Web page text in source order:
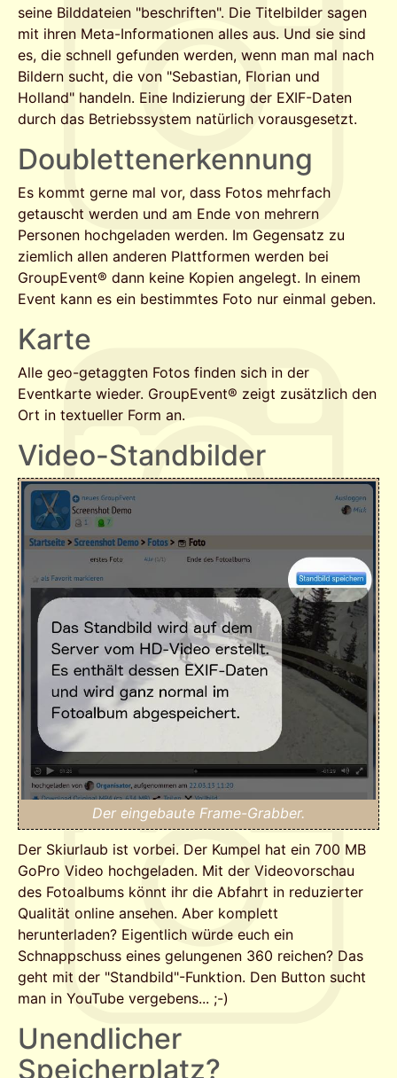
seine Bilddateien "beschriften". Die Titelbilder sagen
mit ihren Meta-Informationen alles aus. Und sie sind
es, die schnell gefunden werden, wenn man mal nach
Bildern sucht, die von "Sebastian, Florian und
Holland" handeln. Eine Indizierung der EXIF-Daten
durch das Betriebssystem natürlich vorausgesetzt.
Doubletten­erkennung
Es kommt gerne mal vor, dass Fotos mehrfach
getauscht werden und am Ende von mehrern
Personen hochgeladen werden. Im Gegensatz zu
ziemlich allen anderen Plattformen werden bei
GroupEvent® dann keine Kopien angelegt. In einem
Event kann es ein bestimmtes Foto nur einmal geben.
Karte
Alle geo-getaggten Fotos finden sich in der
Eventkarte wieder. GroupEvent® zeigt zusätzlich den
Ort in textueller Form an.
Video-Standbilder
Der eingebaute Frame-Grabber.
Der Skiurlaub ist vorbei. Der Kumpel hat ein 700 MB
GoPro Video hochgeladen. Mit der Videovorschau
des Fotoalbums könnt ihr die Abfahrt in reduzierter
Qualität online ansehen. Aber komplett
herunterladen? Eigentlich würde euch ein
Schnappschuss eines gelungenen 360 reichen? Das
geht mit der "Standbild"-Funktion. Den Button sucht
man in YouTube vergebens... ;-)
Unendlicher
Speicherplatz?